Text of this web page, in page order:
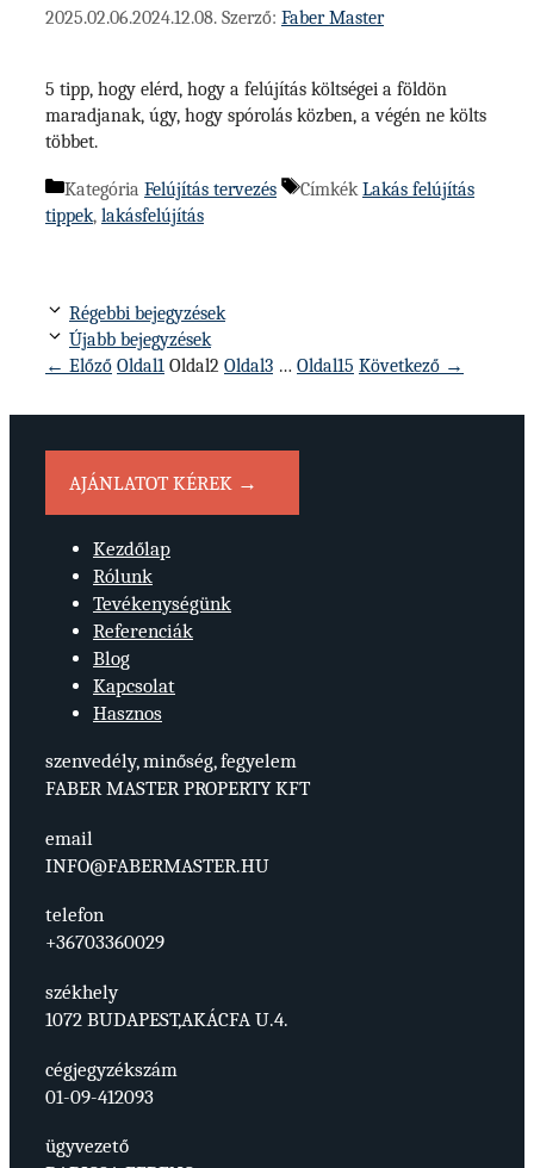
2025.02.06.2024.12.08. Szerző: Faber Master
5 tipp, hogy elérd, hogy a felújítás költségei a földön
maradjanak, úgy, hogy spórolás közben, a végén ne költs
többet.
Kategória Felújítás tervezés CímkékLakás felújítás
tippek, lakásfelújítás
Régebbi bejegyzések
Újabb bejegyzések
← Előző Oldal1 Oldal2 Oldal3 … Oldal15 Következő →
AJÁNLATOT KÉREK →
Kezdőlap
Rólunk
Tevékenységünk
Referenciák
Blog
Kapcsolat
Hasznos
szenvedély, minőség, fegyelem
FABER MASTER PROPERTY KFT
email
INFO@FABERMASTER.HU
telefon
+36703360029
székhely
1072 BUDAPEST,AKÁCFA U.4.
cégjegyzékszám
01-09-412093
ügyvezető